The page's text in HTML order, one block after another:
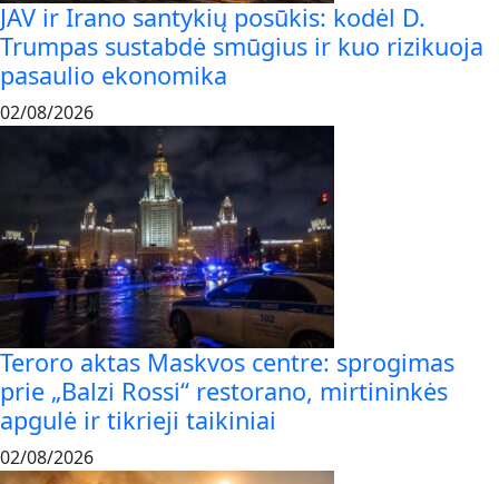
JAV ir Irano santykių posūkis: kodėl D.
Trumpas sustabdė smūgius ir kuo rizikuoja
pasaulio ekonomika
02/08/2026
Teroro aktas Maskvos centre: sprogimas
prie „Balzi Rossi“ restorano, mirtininkės
apgulė ir tikrieji taikiniai
02/08/2026